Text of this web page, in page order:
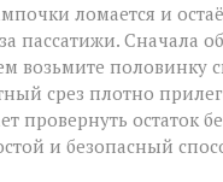
ломается и
пассатижи. Сначала
возьмите половинку
срез плотно
провернуть остаток
и безопасный